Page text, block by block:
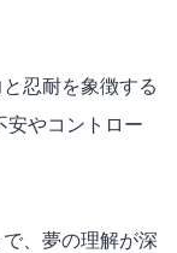
忍耐を象徴する
安やコントロー
、夢の理解が深